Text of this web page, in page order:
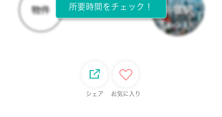
所在階
1階 / 3階建
所要時間をチェック！
シェア お気に入り